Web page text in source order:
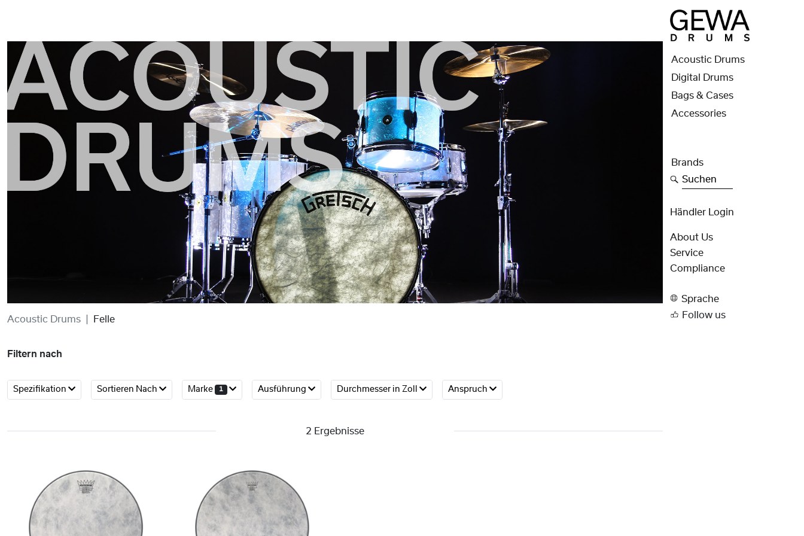
Acoustic Drums Felle
Filtern nach
Spezifikation Sortieren Nach Marke 1 Ausführung Durchmesser in Zoll Anspruch
2 Ergebnisse
Acoustic Drums
Digital Drums
Bags & Cases
Accessories
Brands
Suchen
Händler Login
About Us
Service
Compliance
Sprache
Follow us